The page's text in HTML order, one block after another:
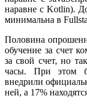
наравне с Kotlin).
минимальна в
Половина
обучение за счет
за свой счет, но
часы. При этом
внедрили
ней, а 17%